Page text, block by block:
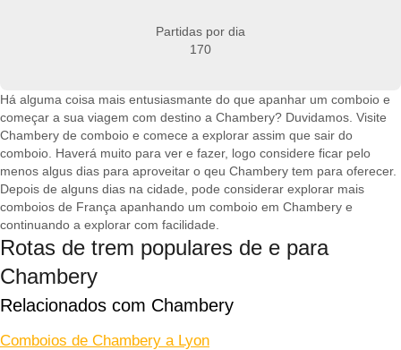
Partidas por dia
170
Há alguma coisa mais entusiasmante do que apanhar um comboio e
começar a sua viagem com destino a Chambery? Duvidamos. Visite
Chambery de comboio e comece a explorar assim que sair do
comboio. Haverá muito para ver e fazer, logo considere ficar pelo
menos algus dias para aproveitar o qeu Chambery tem para oferecer.
Depois de alguns dias na cidade, pode considerar explorar mais
comboios de França apanhando um comboio em Chambery e
continuando a explorar com facilidade.
Rotas de trem populares de e para
Chambery
Relacionados com Chambery
Comboios de Chambery a Lyon